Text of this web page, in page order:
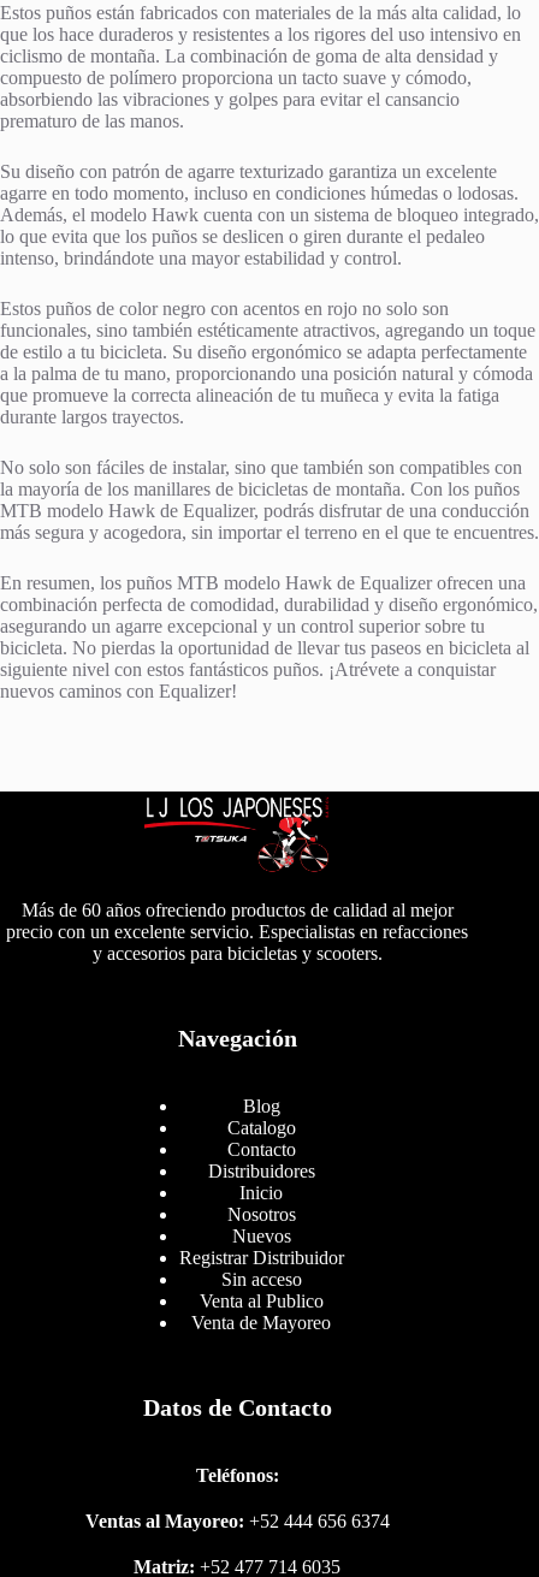
Estos puños están fabricados con materiales de la más alta calidad, lo
que los hace duraderos y resistentes a los rigores del uso intensivo en
ciclismo de montaña. La combinación de goma de alta densidad y
compuesto de polímero proporciona un tacto suave y cómodo,
absorbiendo las vibraciones y golpes para evitar el cansancio
prematuro de las manos.
Su diseño con patrón de agarre texturizado garantiza un excelente
agarre en todo momento, incluso en condiciones húmedas o lodosas.
Además, el modelo Hawk cuenta con un sistema de bloqueo integrado,
lo que evita que los puños se deslicen o giren durante el pedaleo
intenso, brindándote una mayor estabilidad y control.
Estos puños de color negro con acentos en rojo no solo son
funcionales, sino también estéticamente atractivos, agregando un toque
de estilo a tu bicicleta. Su diseño ergonómico se adapta perfectamente
a la palma de tu mano, proporcionando una posición natural y cómoda
que promueve la correcta alineación de tu muñeca y evita la fatiga
durante largos trayectos.
No solo son fáciles de instalar, sino que también son compatibles con
la mayoría de los manillares de bicicletas de montaña. Con los puños
MTB modelo Hawk de Equalizer, podrás disfrutar de una conducción
más segura y acogedora, sin importar el terreno en el que te encuentres.
En resumen, los puños MTB modelo Hawk de Equalizer ofrecen una
combinación perfecta de comodidad, durabilidad y diseño ergonómico,
asegurando un agarre excepcional y un control superior sobre tu
bicicleta. No pierdas la oportunidad de llevar tus paseos en bicicleta al
siguiente nivel con estos fantásticos puños. ¡Atrévete a conquistar
nuevos caminos con Equalizer!
Más de 60 años ofreciendo productos de calidad al mejor
precio con un excelente servicio. Especialistas en refacciones
y accesorios para bicicletas y scooters.
Navegación
Blog
Catalogo
Contacto
Distribuidores
Inicio
Nosotros
Nuevos
Registrar Distribuidor
Sin acceso
Venta al Publico
Venta de Mayoreo
Datos de Contacto
Teléfonos:
Ventas al Mayoreo: +52 444 656 6374
Matriz: +52 477 714 6035